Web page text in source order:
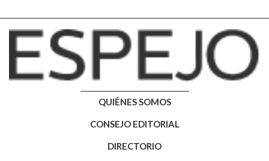
QUIÉNES SOMOS
CONSEJO EDITORIAL
DIRECTORIO